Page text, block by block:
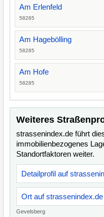
Am Erlenfeld
58285
Am Hagebölling
58285
Am Hofe
58285
Weiteres
strassenindex.de führt
immobilienbezogenes
Standortfaktoren weiter.
Detailprofil auf
Ort auf strassenindex.de
Gevelsberg